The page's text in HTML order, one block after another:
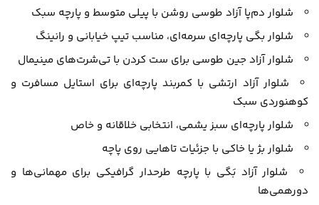
شلوار دم‌پا آزاد طوسی روشن با پیلی متوسط و پارچه سبک
شلوار بگی پارچه‌ای سرمه‌ای، مناسب تیپ خیابانی و رانینگ
شلوار آزاد جین طوسی برای ست کردن با تی‌شرت‌های مینیمال
شلوار آزاد ارتشی با کمربند پارچه‌ای برای استایل مسافرت و
کوهنوردی سبک
شلوار پارچه‌ای سبز یشمی، انتخابی خلاقانه و خاص
شلوار بژ یا خاکی با جزئیات تاهایی روی پاچه
شلوار آزاد بَگی با پارچه طرحدار گرافیکی برای مهمانی‌ها و
دورهمی‌ها